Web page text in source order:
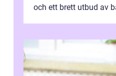
och ett brett utbud av